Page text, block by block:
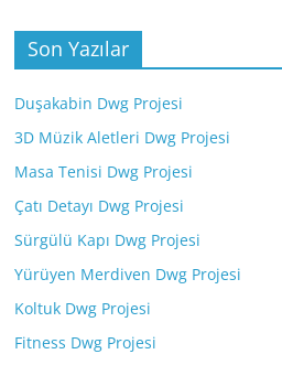
Son Yazılar
Duşakabin Dwg Projesi
3D Müzik Aletleri Dwg Projesi
Masa Tenisi Dwg Projesi
Çatı Detayı Dwg Projesi
Sürgülü Kapı Dwg Projesi
Yürüyen Merdiven Dwg Projesi
Koltuk Dwg Projesi
Fitness Dwg Projesi